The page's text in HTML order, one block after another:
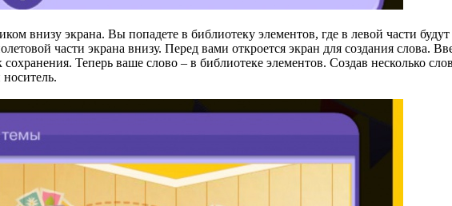
внизу экрана. Вы попадете в библиотеку элементов, где в левой части
части экрана внизу. Перед вами откроется экран для создания слова.
Теперь ваше слово – в библиотеке элементов. Создав несколько